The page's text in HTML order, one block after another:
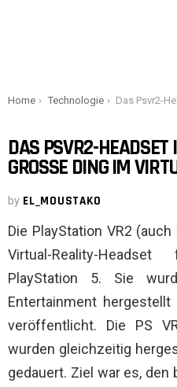
You are here:
Home Technologie Das Psvr2-Headset ist das nächste große Ding im
DAS PSVR2-HEADSET
GROSSE DING IM
by EL_MOUSTAKO
Die PlayStation VR2
Virtual-Reality-
PlayStation 5. Sie
Entertainment
veröffentlicht. Die PS
wurden gleichzeitig
gedauert. Ziel war es, den